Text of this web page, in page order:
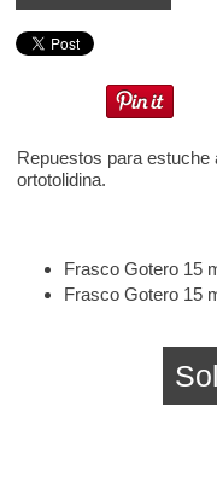
Repuestos para estuche
ortotolidina.
Frasco Gotero 15
Frasco Gotero 15